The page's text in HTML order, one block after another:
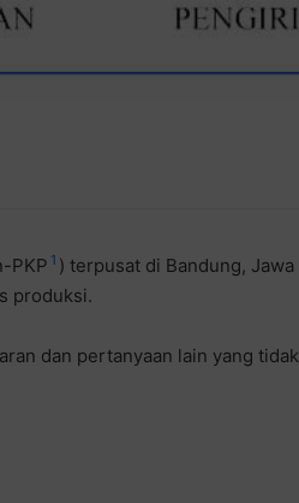
PKP 1 ) terpusat di Bandung, Jawa
produksi.
dan pertanyaan lain yang